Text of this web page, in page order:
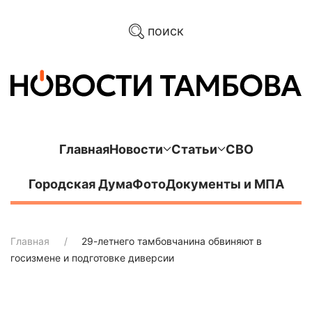
поиск
ГлавнаяНовости Статьи СВО
Городская ДумаФотоДокументы и МПА
Главная
29-летнего тамбовчанина обвиняют в
госизмене и подготовке диверсии